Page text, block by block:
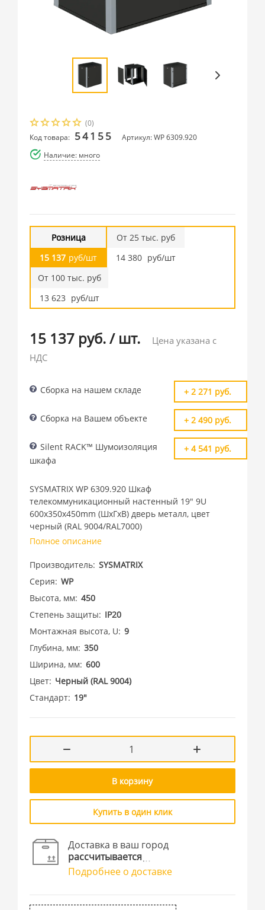
(0)
Код товара: 54155
Артикул: WP 6309.920
Наличие: много
Розница
15 137 руб/шт
От 25 тыс. руб
14 380 руб/шт
От 100 тыс. руб
13 623 руб/шт
15 137 руб./ шт.
Цена указана с
НДС
Сборка на нашем складе + 2 271 руб.
Сборка на Вашем объекте + 2 490 руб.
Silent RACK™ Шумоизоляция
шкафа
+ 4 541 руб.
SYSMATRIX WP 6309.920 Шкаф
телекоммуникационный настенный 19" 9U
600x350x450mm (ШхГхВ) дверь металл, цвет
черный (RAL 9004/RAL7000)
Полное описание
Производитель SYSMATRIX
Серия WP
Высота, мм 450
Степень защиты
IP20
Монтажная высота, U 9
Глубина, мм 350
Ширина, мм 600
Цвет Черный (RAL 9004)
Стандарт 19"
В корзину
Купить в один клик
Доставка в ваш город
рассчитывается
Подробнее о доставке